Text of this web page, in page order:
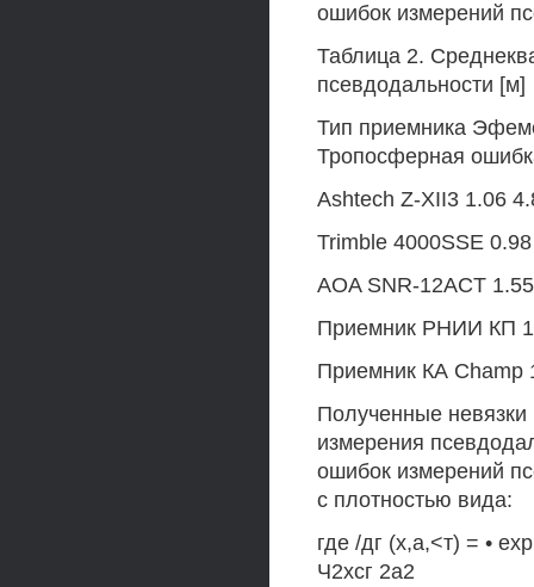
ошибок измерений
Таблица 2.
псевдодальности [м]
Тип приемника
Тропосферная
Ashtech Z-XII3 1.06
Trimble 4000SSE
AOA SNR-12ACT
Приемник РНИИ КП
Приемник КА Champ
Полученные невязки
измерения
ошибок измерений
с плотностью вида:
где /дг (х,а,<т) = •
Ч2хсг 2а2